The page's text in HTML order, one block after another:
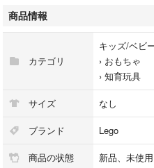
チャック付き袋にミニフィグを入
します。ミニフィグ などに直接巻
▪️撮影用とは別の新品を梱包してお
レゴ特有の初期傷、色移り、剥げ
る傷などある場合があります。ま
ずれがある場合もございますので、
当方では責任を負い兼ねますので
▪️他にもLEGO関連の商品を出品
がある場合は
商品情報
カテゴリ
キッズ/ベビ
› おもちゃ
› 知育玩具
サイズ なし
ブランド Lego
商品の状態 新品、未使用